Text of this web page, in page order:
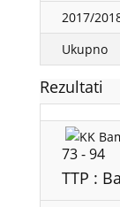
2017/
Ukupno
Rezultati
73-94
TTP :